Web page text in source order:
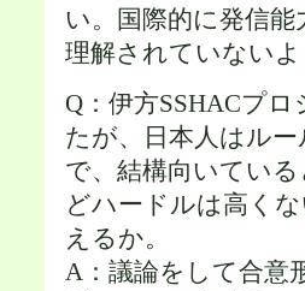
い。国際的に発信
理解されていない
Q：伊方SSHACプ
たが、日本人はル
で、結構向いてい
どハードルは高く
えるか。
A：議論をして合意